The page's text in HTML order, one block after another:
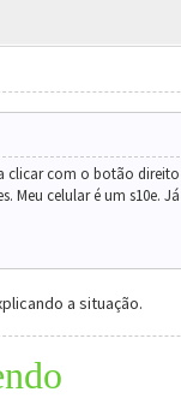
clicar com o botão
Meu celular é um s10e.
a situação.